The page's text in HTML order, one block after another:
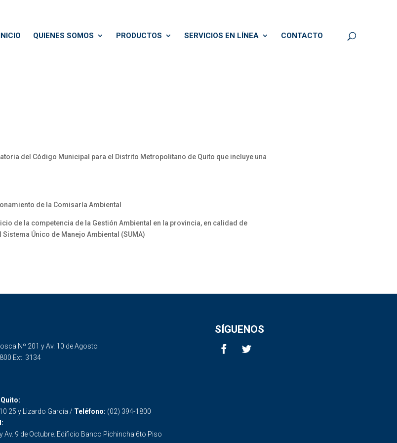
QUIENES SOMOS PRODUCTOS SERVICIOS EN LÍNEA CONTACTO
del Código Municipal para el Distrito Metropolitano de Quito que incluye una
de la Comisaría Ambiental
de la competencia de la Gestión Ambiental en la provincia, en calidad de
Único de Manejo Ambiental (SUMA)
Nº 201 y Av. 10 de Agosto
Ext. 3134
SÍGUENOS
25 y Lizardo García / Teléfono: (02) 394-1800
Av. 9 de Octubre. Edificio Banco Pichincha 6to Piso